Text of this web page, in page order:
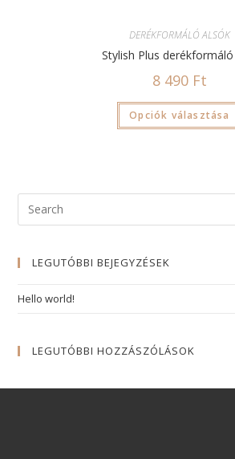
DERÉKFORMÁLÓ ALSÓK
Stylish Plus
8 490 Ft
Opciók választása
LEGUTÓBBI BEJEGYZÉSEK
Hello world!
LEGUTÓBBI HOZZÁSZÓLÁSOK